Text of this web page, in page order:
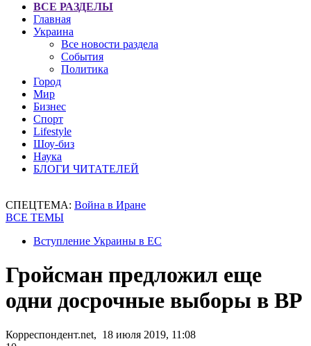
ВСЕ РАЗДЕЛЫ
Главная
Украина
Все новости раздела
События
Политика
Город
Мир
Бизнес
Спорт
Lifestyle
Шоу-биз
Наука
БЛОГИ ЧИТАТЕЛЕЙ
СПЕЦТЕМА: Война в Иране
ВСЕ ТЕМЫ
Вступление Украины в ЕС
Гройсман предложил еще
одни досрочные выборы в ВР
Корреспондент.net, 18 июля 2019, 11:08